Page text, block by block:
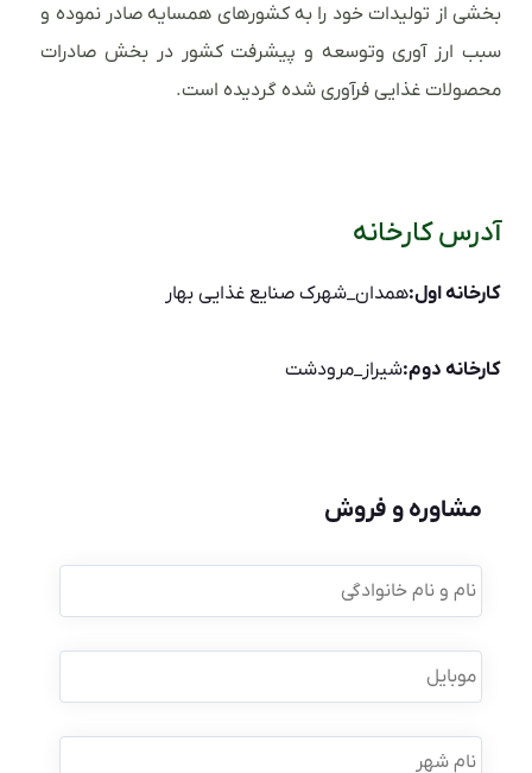
بخشی از تولیدات خود را به کشورهای همسایه صادر نموده و
سبب ارز آوری وتوسعه و پیشرفت کشور در بخش صادرات
محصولات غذایی فرآوری شده گردیده است.
آدرس کارخانه
کارخانه اول:همدان_شهرک صنایع غذایی بهار
کارخانه دوم:شیراز_مرودشت
مشاوره و فروش
نام
و
نام
موبایل *
نام
شهر